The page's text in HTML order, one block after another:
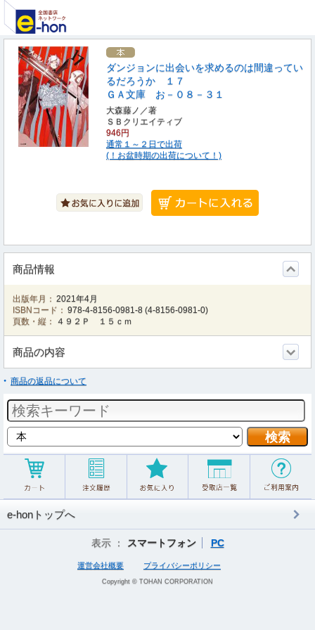
ダンジョンに出会いを求めるのは間違ってい
るだろうか １７
ＧＡ文庫 お－０８－３１
大森藤ノ／著
ＳＢクリエイティブ
946円
通常１～２日で出荷
(！お盆時期の出荷について！)
商品情報
出版年月： 2021年4月
ISBNコード： 978-4-8156-0981-8 (4-8156-0981-0)
頁数・縦：
４９２Ｐ １５ｃｍ
商品の内容
商品の返品について
e-honトップへ
表示 ： スマートフォン PC
運営会社概要 プライバシーポリシー
Copyright © TOHAN CORPORATION